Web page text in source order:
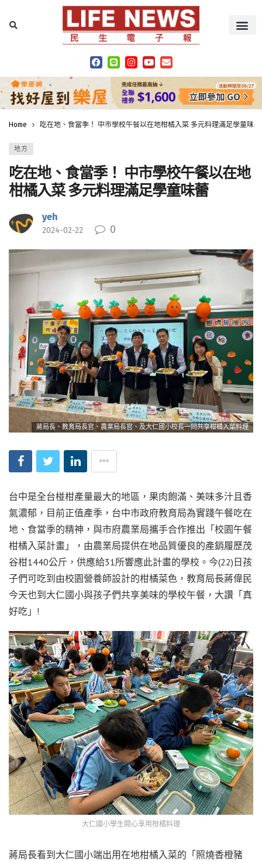
Home 吃在地、食當季！ 中市學校午餐以在地柑橘入菜 多元料理滿足學童味蕾
地方
吃在地、食當季！ 中市學校午餐以在地
柑橘入菜 多元料理滿足學童味蕾
yeh
2024-02-22 0
蔣局長、教育局長官、農業局長官、及大仁國小校長一同共享柑橘入菜料理
台中是全台椪柑產量最大的地區，果肉飽滿、美味多汁且香
氣濃郁，目前正值產季，台中市政府教育局為實踐午餐吃在
地、食當季的精神，與市府農業局攜手合作推出「校園午餐
柑橘入菜計畫」，由農業局提供在地品質優良的產銷履歷茂
谷柑1440公斤，供應給31所響應此計畫的學校。今(22)日孩
子們可吃到由校園營養師設計的柑橘菜色，教育局長蔣偉民
今天也到大仁國小與孩子們共享美味的學校午餐，大讚「真
好吃」!
大仁國小學生開心享用柑橘料理
蔣局長看到大仁國小端出用在地柑橘入菜的「照燒香橙豬